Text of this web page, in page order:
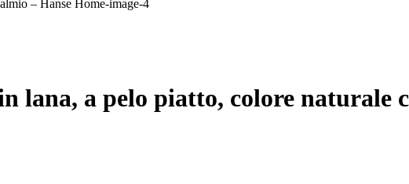
lana, a pelo piatto, colore naturale